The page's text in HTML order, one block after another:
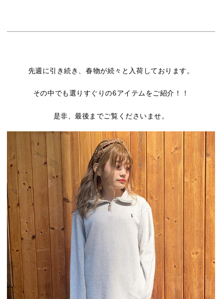
先週に引き続き、春物が続々と入荷しております。
その中でも選りすぐりの6アイテムをご紹介！！
是非、最後までご覧くださいませ。